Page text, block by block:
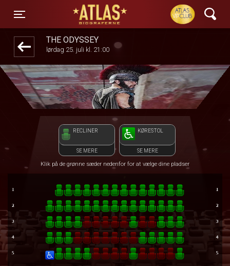
Toggle navigation
ATLAS Biograferne
THE ODYSSEY
lørdag 25. juli kl. 21:00
RECLINER
SE MERE
KØRESTOL
SE MERE
Klik på de grønne sæder nedenfor for at vælge dine pladser
front05-temp 100345